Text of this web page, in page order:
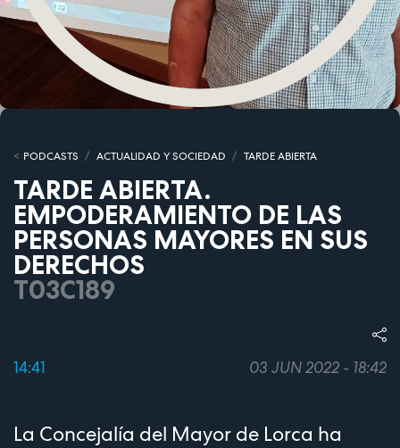
PODCASTS ACTUALIDAD Y SOCIEDAD TARDE ABIERTA
TARDE ABIERTA.
EMPODERAMIENTO DE LAS
PERSONAS MAYORES EN SUS
DERECHOS
T03C189
14:41 03 JUN 2022 - 18:42
La Concejalía del Mayor de Lorca ha